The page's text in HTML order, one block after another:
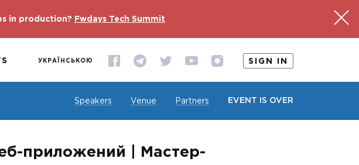
in production? Fwdays Tech Summit
УКРАЇНСЬКОЮ SIGN IN
Speakers Venue Partners EVENT IS OVER
приложений | Мастер-